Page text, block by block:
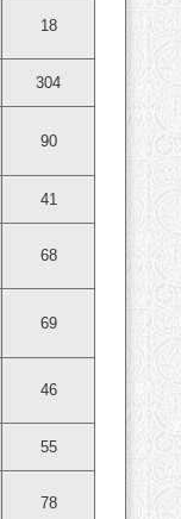
18
304
90
41
68
69
46
55
78